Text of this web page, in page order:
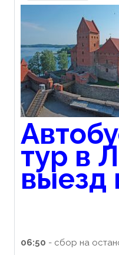
тур в
выезд
06:50 - сбор на